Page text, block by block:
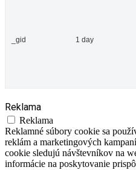
_gid 1 day
Reklama
Reklama
Reklamné súbory cookie sa
reklám a marketingových
cookie sledujú návštevníkov na
informácie na poskytovanie